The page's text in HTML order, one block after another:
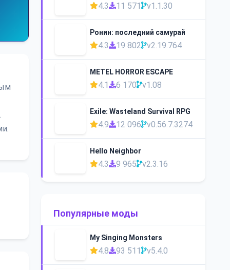
4.3 11 571 v1.1.30
Ронин: последний самурай
4.3 19 802 v2.19.764
METEL HORROR ESCAPE
4.1 6 170 v1.08
Exile: Wasteland Survival RPG
4.9 12 096 v0.56.7.3274
Hello Neighbor
4.3 9 965 v2.3.16
Популярные моды
My Singing Monsters
4.8 93 511 v5.4.0